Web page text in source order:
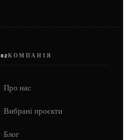
02КОМПАНІЯ
·Про нас
·Вибрані проєкти
·Блог